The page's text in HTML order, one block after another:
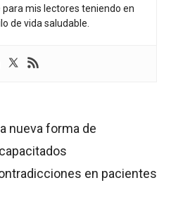
mis lectores teniendo en
de vida saludable.
nueva forma de
en pacientes